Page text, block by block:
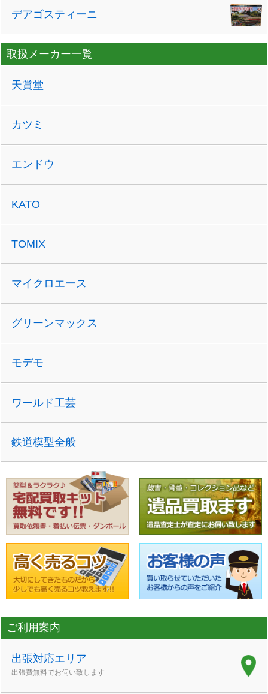
デアゴスティーニ
取扱メーカー一覧
天賞堂
カツミ
エンドウ
KATO
TOMIX
マイクロエース
グリーンマックス
モデモ
ワールド工芸
鉄道模型全般
ご利用案内
出張対応エリア
出張費無料でお伺い致します